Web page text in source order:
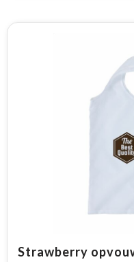
Strawberry